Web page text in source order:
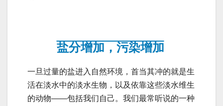
盐分增加，污染增加
一旦过量的盐进入自然环境，首当其冲的就是生
活在淡水中的淡水生物，以及依靠这些淡水维生
的动物——包括我们自己。我们最常听说的一种